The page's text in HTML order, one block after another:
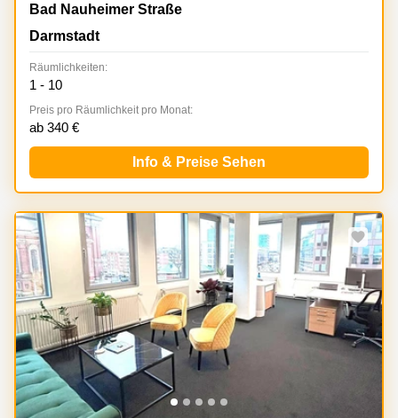
Bad Nauheimer Str. 4, Darmstadt
Bad Nauheimer Straße
Darmstadt
Räumlichkeiten:
1 - 10
Preis pro Räumlichkeit pro Monat:
ab 340 €
Info & Preise Sehen